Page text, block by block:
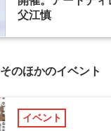
父江慎
そのほかのイベント
イベント